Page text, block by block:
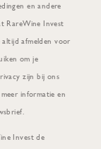
en andere
RareWine Invest
afmelden voor
om je
zijn bij ons
informatie en
Invest de